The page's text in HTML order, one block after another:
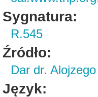
Sygnatura:
R.545
Źródło:
Dar dr.
Język: